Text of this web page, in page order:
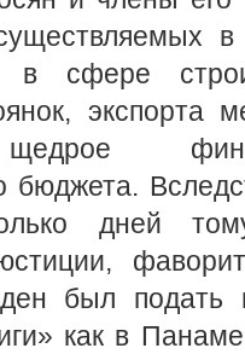
в сфере
экспорта
щедрое
бюджета.
дней
был
как в